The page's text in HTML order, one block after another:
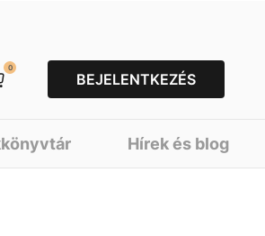
0
BEJELENTKEZÉS
Hírek és blog